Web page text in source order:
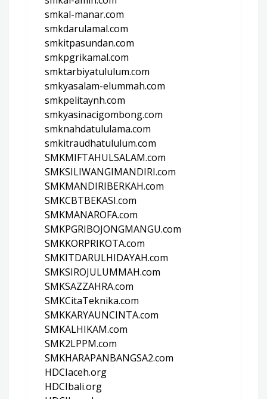
smkal-manar.com
smkdarulamal.com
smkitpasundan.com
smkpgrikamal.com
smktarbiyatululum.com
smkyasalam-elummah.com
smkpelitaynh.com
smkyasinacigombong.com
smknahdatululama.com
smkitraudhatululum.com
SMKMIFTAHULSALAM.com
SMKSILIWANGIMANDIRI.com
SMKMANDIRIBERKAH.com
SMKCBTBEKASI.com
SMKMANAROFA.com
SMKPGRIBOJONGMANGU.com
SMKKORPRIKOTA.com
SMKITDARULHIDAYAH.com
SMKSIROJULUMMAH.com
SMKSAZZAHRA.com
SMKCitaTeknika.com
SMKKARYAUNCINTA.com
SMKALHIKAM.com
SMK2LPPM.com
SMKHARAPANBANGSA2.com
HDCIaceh.org
HDCIbali.org